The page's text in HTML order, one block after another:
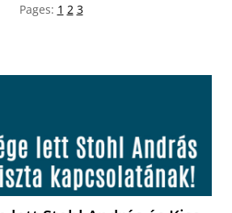
Pages: 1 2 3